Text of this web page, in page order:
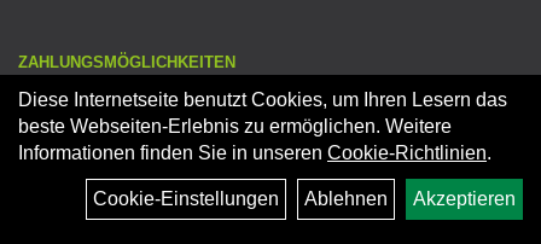
ZAHLUNGSMÖGLICHKEITEN
Kauf auf Rechnung
Ratenkauf
PayPal-Zahlung
PayPal Express
Kreditkartenzahlung
Diese Internetseite benutzt Cookies, um Ihren Lesern das
beste Webseiten-Erlebnis zu ermöglichen. Weitere
Informationen finden Sie in unseren Cookie-Richtlinien.
Cookie-Einstellungen Ablehnen Akzeptieren